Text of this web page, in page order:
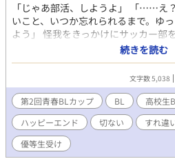
「じゃあ部活、しようよ」 「……え
いこと、いつか忘れられるまで。ゆ
よう」 怪我をきっかけにサッカー部
うに日々を生きていた富士見 舜は、
ース自由人・泡瀬 貝に懐かれ、彼の
部」として活動することになる。
ずが、誰にも知られないまま寂しさ
歩み寄り仲を深めていく。膨れ上が
情を越えた執着になっていって……？
じゃないと嫌だ」 「ぼくが一番、舜
番、舜を安心させてあげられる。ね
の、舜でいてよ」 不思議系儚げ美形
続きを読む
文字数 5,038
第2回青春BLカップ BL 高校生
ハッピーエンド
切ない すれ違
優等生受け